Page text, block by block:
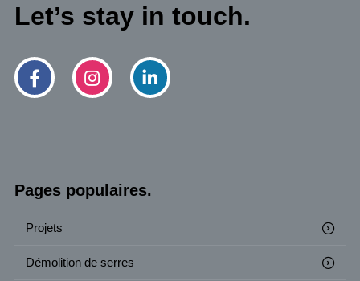
Let’s stay in touch.
Pages populaires.
Projets
Démolition de serres